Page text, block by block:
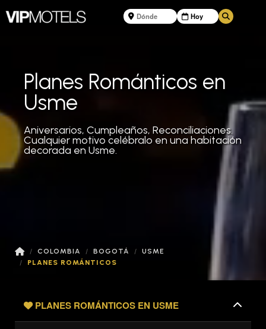
Planes Románticos en
Usme
Aniversarios, Cumpleaños, Reconciliaciones.
Cualquier motivo celébralo en una habitación
decorada en Usme.
COLOMBIA BOGOTÁ
USME
PLANES ROMÁNTICOS
PLANES ROMÁNTICOS EN USME